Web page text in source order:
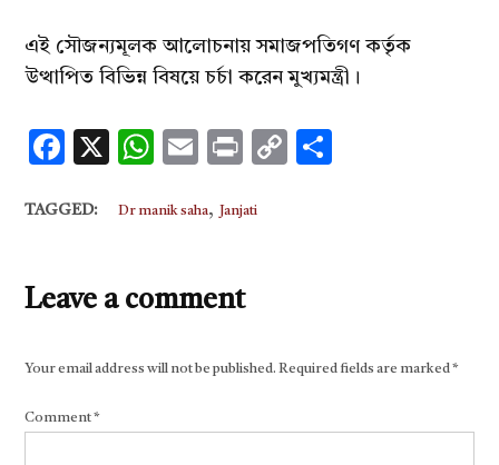
এই সৌজন্যমূলক আলোচনায় সমাজপতিগণ কর্তৃক
উত্থাপিত বিভিন্ন বিষয়ে চর্চা করেন মুখ্যমন্ত্রী।
Facebook
X WhatsApp
EmailPrintCopy
TAGGED: Dr manik saha, Janjati
Leave a comment
Your email address will not be published. Required fields are marked*
Comment*